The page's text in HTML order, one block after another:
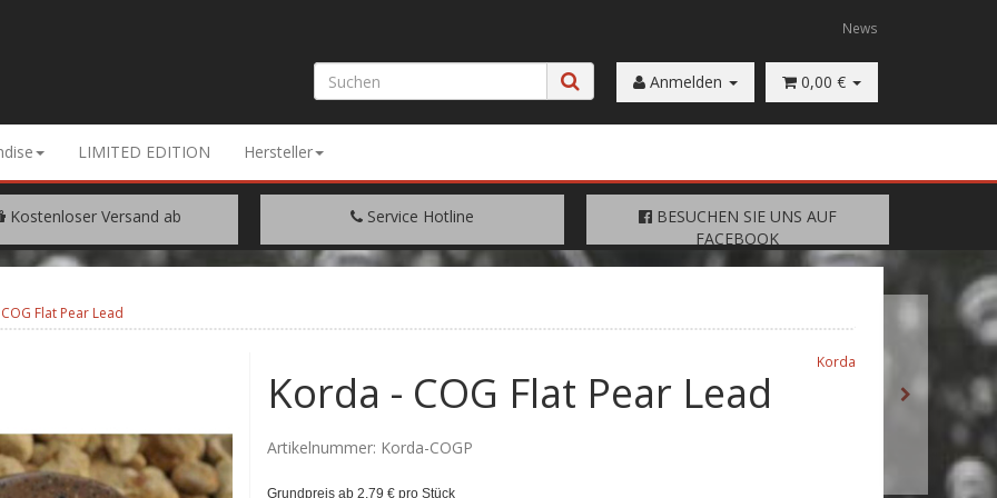
News
Anmelden 0,00 €
LIMITED EDITION Hersteller
Kostenloser Versand ab
WARENWERT VON € 200.- Service Hotline
+49 (0) 9429/948344
BESUCHEN SIE UNS AUF
FACEBOOK
BESUCHEN SIE UNS AUF
FACEBOOK
Flat Pear Lead
Korda
Korda - COG Flat Pear Lead
Artikelnummer: Korda-COGP
Grundpreis ab 2,79 € pro Stück